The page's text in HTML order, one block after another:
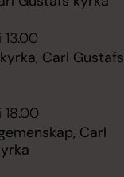
13.00
Carl Gustafs
18.00
Carl